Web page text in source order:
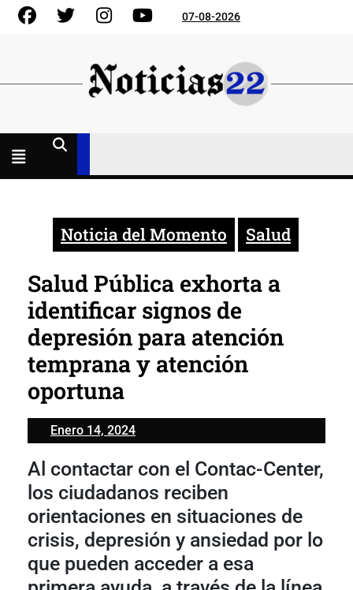
Skip
FacebookGorjeo InstagramYouTube07-08-2026
Noticia del Momento Salud
Salud Pública exhorta a
identificar signos de
depresión para atención
temprana y atención
oportuna
Enero 14, 2024Enero
14,
2024
Al contactar con el Contac-Center,
los ciudadanos reciben
orientaciones en situaciones de
crisis, depresión y ansiedad por lo
que pueden acceder a esa